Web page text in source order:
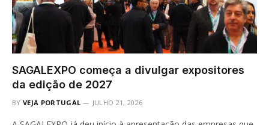
SAGALEXPO começa a divulgar expositores
da edição de 2027
BY VEJA PORTUGAL JULHO 21, 2026